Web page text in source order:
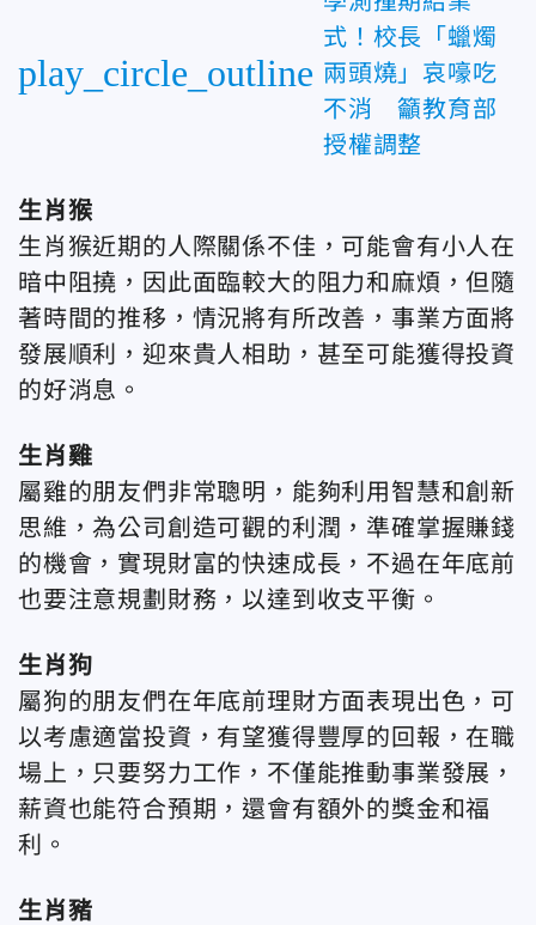
play_circle_outline
式！校長「蠟燭
兩頭燒」哀嚎吃
不消 籲教育部
授權調整
生肖猴
生肖猴近期的人際關係不佳，可能會有小人在
暗中阻撓，因此面臨較大的阻力和麻煩，但隨
著時間的推移，情況將有所改善，事業方面將
發展順利，迎來貴人相助，甚至可能獲得投資
的好消息。
生肖雞
屬雞的朋友們非常聰明，能夠利用智慧和創新
思維，為公司創造可觀的利潤，準確掌握賺錢
的機會，實現財富的快速成長，不過在年底前
也要注意規劃財務，以達到收支平衡。
生肖狗
屬狗的朋友們在年底前理財方面表現出色，可
以考慮適當投資，有望獲得豐厚的回報，在職
場上，只要努力工作，不僅能推動事業發展，
薪資也能符合預期，還會有額外的獎金和福
利。
生肖豬